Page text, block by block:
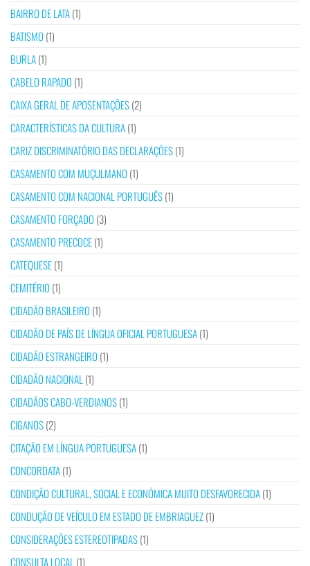
BAIRRO DE LATA(1)
BATISMO (1)
BURLA(1)
CABELO RAPADO (1)
CAIXA GERAL DE APOSENTAÇÕES(2)
CARACTERÍSTICAS DA CULTURA(1)
CARIZ DISCRIMINATÓRIO DAS DECLARAÇÕES(1)
CASAMENTO COM MUÇULMANO (1)
CASAMENTO COM NACIONAL PORTUGUÊS(1)
CASAMENTO FORÇADO (3)
CASAMENTO PRECOCE(1)
CATEQUESE(1)
CEMITÉRIO (1)
CIDADÃO BRASILEIRO (1)
CIDADÃO DE PAÍS DE LÍNGUA OFICIAL PORTUGUESA(1)
CIDADÃO ESTRANGEIRO (1)
CIDADÃO NACIONAL (1)
CIDADÃOS CABO-VERDIANOS(1)
CIGANOS(2)
CITAÇÃO EM LÍNGUA PORTUGUESA(1)
CONCORDATA(1)
CONDIÇÃO CULTURAL, SOCIAL E ECONÓMICA MUITO DESFAVORECIDA(1)
CONDUÇÃO DE VEÍCULO EM ESTADO DE EMBRIAGUEZ(1)
CONSIDERAÇÕES ESTEREOTIPADAS(1)
CONSULTA LOCAL (1)